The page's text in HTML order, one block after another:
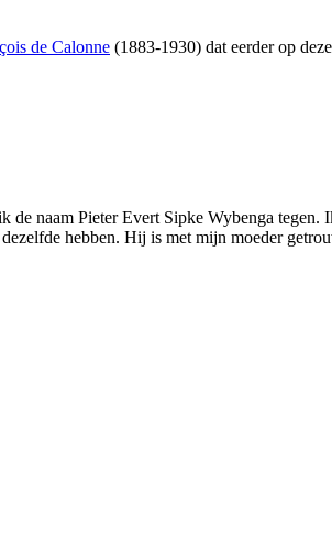
de Calonne (1883-1930) dat eerder op
de naam Pieter Evert Sipke Wybenga
hebben. Hij is met mijn moeder